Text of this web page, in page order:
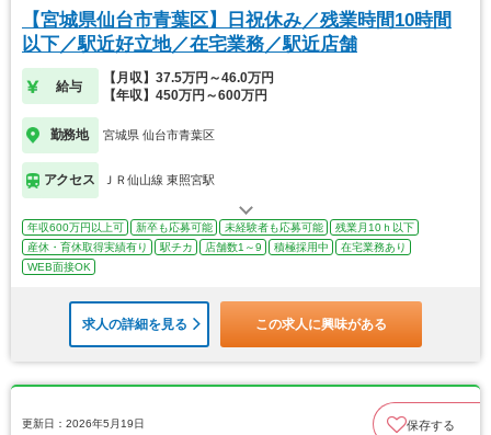
【宮城県仙台市青葉区】日祝休み／残業時間10時間
以下／駅近好立地／在宅業務／駅近店舗
給与
【月収】37.5万円～46.0万円
【年収】450万円～600万円
勤務地 宮城県 仙台市青葉区
アクセス ＪＲ仙山線 東照宮駅
年収600万円以上可 新卒も応募可能 未経験者も応募可能
残業月10ｈ以下
産休・育休取得実績有り
駅チカ 店舗数1～9 積極採用中
在宅業務あり
WEB面接OK
求人の詳細を見る この求人に興味がある
更新日：2026年5月19日 保存する